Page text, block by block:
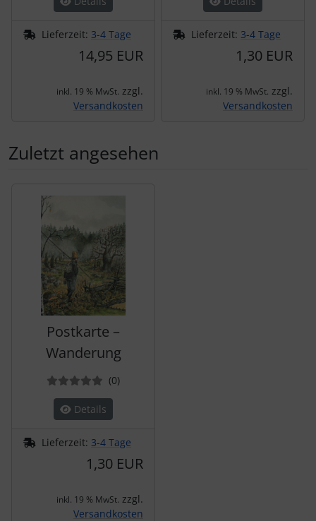
Lieferzeit: 3-4 Tage
14,95 EUR
inkl. 19 % MwSt. zzgl.
Versandkosten
Lieferzeit: 3-4 Tage
1,30 EUR
inkl. 19 % MwSt. zzgl.
Versandkosten
Zuletzt angesehen
Postkarte –
Wanderung
(0Bewertungen
)
Details
Lieferzeit: 3-4 Tage
1,30 EUR
inkl. 19 % MwSt. zzgl.
Versandkosten